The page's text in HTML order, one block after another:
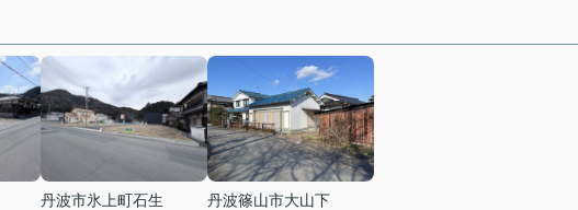
丹波市氷上町石生
丹波篠山市大山下